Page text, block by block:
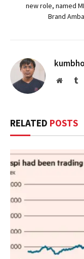
new role, named
Brand
Website
RELATED POSTS